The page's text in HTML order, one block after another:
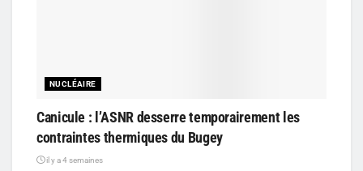
NUCLÉAIRE
Canicule : l’ASNR desserre temporairement les
contraintes thermiques du Bugey
il y a 4 semaines